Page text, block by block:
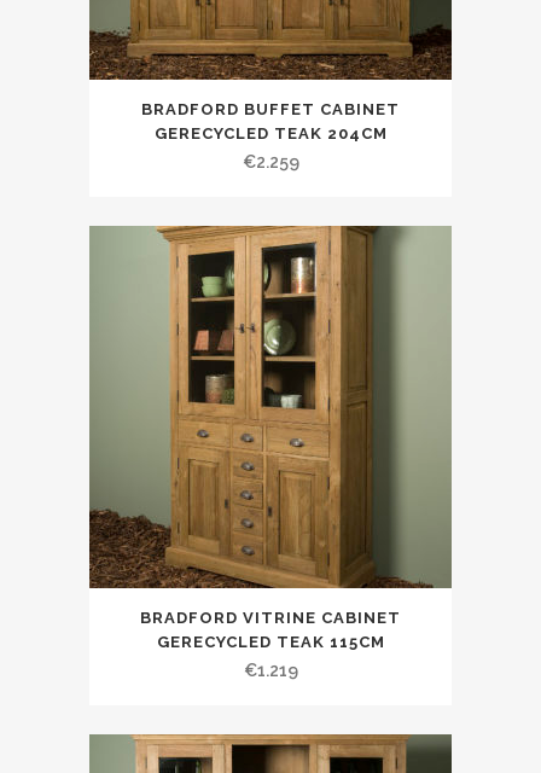
BRADFORD BUFFET CABINET
GERECYCLED TEAK 204CM
€2.259
BRADFORD VITRINE CABINET
GERECYCLED TEAK 115CM
€1.219